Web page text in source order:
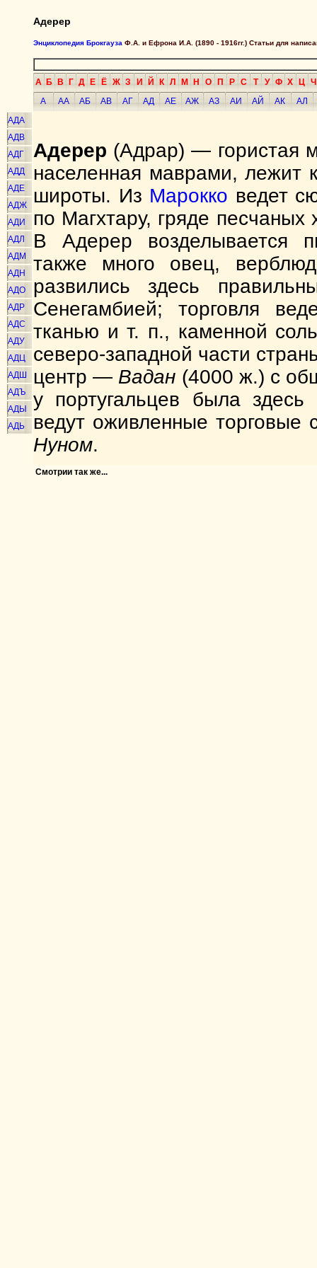
Адерер
Энциклопедия Брокгауза Ф.А. и Ефрона И.А. (1890 - 1916гг.) Статьи для
А Б В Г Д Е Ё Ж З И Й К Л М Н О П Р С Т У Ф Х Ц Ч
А
АА АБ АВ АГ АД АЕ АЖ АЗ АИ АЙ АК
АЛ
АДА
АДВ
АДГ
АДД
АДЕ
АДЖ
АДИ
АДЛ
АДМ
АДН
АДО
АДР
АДС
АДУ
АДЦ
АДШ
АДЪ
АДЫ
АДЬ
Адерер (Адрар) — гористая
населенная маврами, лежит
широты. Из Марокко ведет
по Магхтару, гряде
В Адерер возделывается
также много овец,
развились здесь
Сенегамбией; торговля
тканью и т. п., каменной
северо-западной части
центр — Вадан (4000 ж.) с
у португальцев была
ведут оживленные
Нуном.
Смотрии так же...